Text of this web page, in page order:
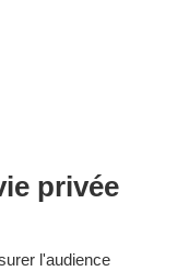
le GRIF !
privée
l'audience